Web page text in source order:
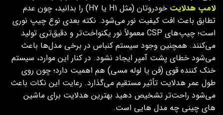
لامپ هدلایت
خودروتان (مثل H1 یا H7) را بدانید، چون عدم
تطابق باعث افت کیفیت نور می‌شود. نکته بعدی نوع چیپ نوری
است؛ چیپ‌های CSP معمولاً نور یکنواخت‌تر و دقیق‌تری تولید
می‌کنند. همچنین وجود سیستم کنباس در برخی مدل‌ها باعث
می‌شود خطای پشت آمپر ایجاد نشود. در کنار این موارد، سیستم
خنک‌ کننده قوی (فن یا لوله مسی) هم اهمیت دارد؛ چون روی
طول عمر هدلایت تأثیر مستقیم می‌گذارد. رعایت این نکات باعث
می‌شود راحت‌تر تشخیص دهید بهترین هدلایت برای ماشین
های چینی چه مدل هایی است.